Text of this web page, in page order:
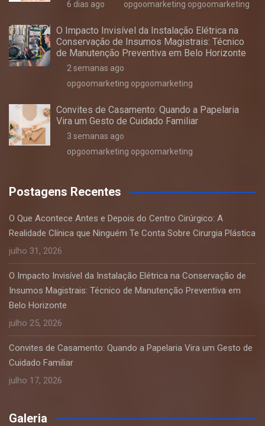
6 dias ago opgoomarketing opgoomarketing
O Impacto Invisível da Instalação Elétrica na
Conservação de Insumos Magistrais: Técnico
de Manutenção Preventiva em Belo Horizonte
2 semanas ago
opgoomarketing opgoomarketing
Convites de Casamento: Quando a Papelaria
Vira um Gesto de Cuidado Familiar
3 semanas ago
opgoomarketing opgoomarketing
Postagens Recentes
O Que Acontece Antes e Depois do Centro Cirúrgico: A
Realidade Clínica que Ninguém Te Conta Sobre Cirurgia Plástica
julho 31, 2026
O Impacto Invisível da Instalação Elétrica na Conservação de
Insumos Magistrais: Técnico de Manutenção Preventiva em
Belo Horizonte
julho 25, 2026
Convites de Casamento: Quando a Papelaria Vira um Gesto de
Cuidado Familiar
julho 17, 2026
Galeria